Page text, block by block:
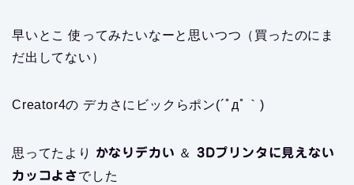
早いとこ 使ってみたいなーと思いつつ（買ったのにま
だ出してない）
Creator4の デカさにビックらポン(´ﾟдﾟ｀)
思ってたより かなりデカい ＆
3Dプリンタに見えない
カッコよさでした